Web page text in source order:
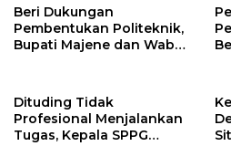
Beri Dukungan
Pembentukan Politeknik,
Bupati Majene dan Wabup
Dituding Tidak
Profesional Menjalankan
Tugas, Kepala SPPG